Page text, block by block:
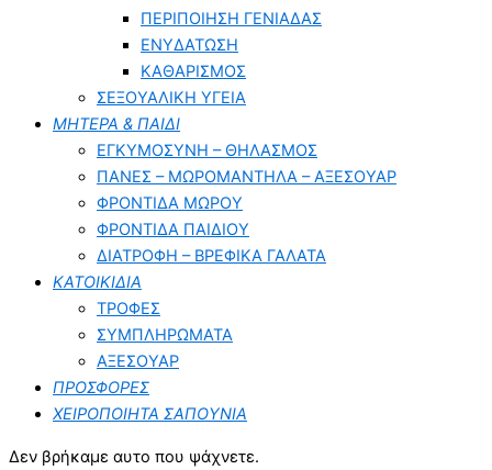
ΠΕΡΙΠΟΙΗΣΗ ΓΕΝΙΑΔΑΣ
ΕΝΥΔΑΤΩΣΗ
ΚΑΘΑΡΙΣΜΟΣ
ΣΕΞΟΥΑΛΙΚΗ ΥΓΕΙΑ
ΜΗΤΕΡΑ & ΠΑΙΔΙ
ΕΓΚΥΜΟΣΥΝΗ – ΘΗΛΑΣΜΟΣ
ΠΑΝΕΣ – ΜΩΡΟΜΑΝΤΗΛΑ – ΑΞΕΣΟΥΑΡ
ΦΡΟΝΤΙΔΑ ΜΩΡΟΥ
ΦΡΟΝΤΙΔΑ ΠΑΙΔΙΟΥ
ΔΙΑΤΡΟΦΗ – ΒΡΕΦΙΚΑ ΓΑΛΑΤΑ
ΚΑΤΟΙΚΙΔΙΑ
ΤΡΟΦΕΣ
ΣΥΜΠΛΗΡΩΜΑΤΑ
ΑΞΕΣΟΥΑΡ
ΠΡΟΣΦΟΡΕΣ
ΧΕΙΡΟΠΟΙΗΤΑ ΣΑΠΟΥΝΙΑ
Δεν βρήκαμε αυτο που ψάχνετε.